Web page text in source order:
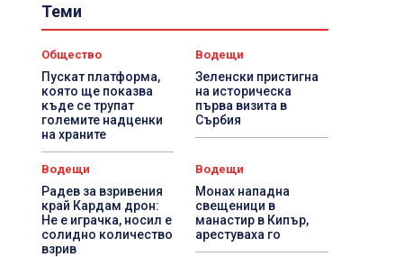
Теми
Общество
Пускат платформа,
която ще показва
къде се трупат
големите надценки
на храните
Водещи
Зеленски пристигна
на историческа
първа визита в
Сърбия
Водещи
Радев за взривения
край Кардам дрон:
Не е играчка, носил е
солидно количество
взрив
Водещи
Монах нападна
свещеници в
манастир в Кипър,
арестуваха го